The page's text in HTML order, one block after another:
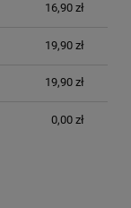
16,90 zł
19,90 zł
19,90 zł
0,00 zł